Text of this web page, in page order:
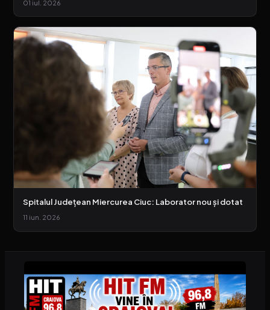
01 iul. 2026
Spitalul Județean Miercurea Ciuc: Laborator nou și dotat
11 iun. 2026